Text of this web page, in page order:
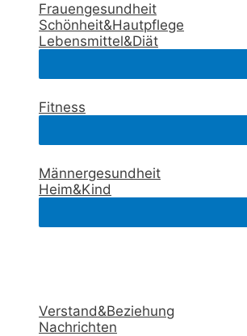
Frauengesundheit
Schönheit&Hautpflege
Lebensmittel&Diät
Fitness
Männergesundheit
Heim&Kind
Verstand&Beziehung
Nachrichten